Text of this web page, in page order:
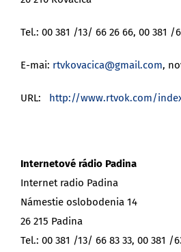
Tel.: 00 381 /13/ 66 26 66, 00 381 /
E-mai: rtvkovacica@gmail.com,
URL: http://www.rtvok.com/
Internetové rádio Padina
Internet radio Padina
Námestie oslobodenia 14
26 215 Padina
Tel.: 00 381 /13/ 66 83 33, 00 381 /